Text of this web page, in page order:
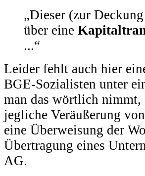
„Dieser (zur
über eine
...“
Leider fehlt auch hier
BGE-Sozialisten unter
man das wörtlich
jegliche Veräußerung
eine Überweisung der
Übertragung eines
AG.